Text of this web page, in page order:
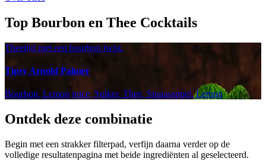
Top Bourbon en Thee Cocktails
Theetijd met een bourbon twist.
Tipsy Arnold Palmer
Bourbon, Lemon juice, Suiker, Thee, Sinaasappel, Lemon
Ontdek deze combinatie
Begin met een strakker filterpad, verfijn daarna verder op de
volledige resultatenpagina met beide ingrediënten al geselecteerd.